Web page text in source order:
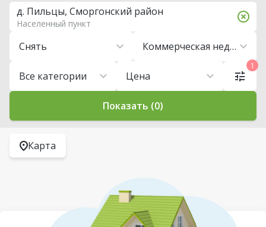
Снять Коммерческая недвижимость
Все категории Цена
д. Пильцы, Сморгонский район
Населенный пункт
1
Показать (0)
Карта